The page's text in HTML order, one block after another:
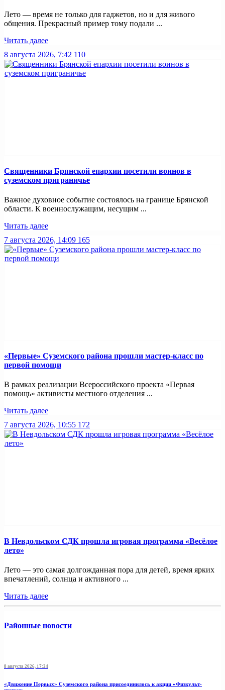
Лето — время не только для гаджетов, но и для живого
общения. Прекрасный пример тому подали ...
Читать далее
8 августа 2026, 7:42 110
Священники Брянской епархии посетили воинов в
суземском приграничье
Важное духовное событие состоялось на границе Брянской
области. К военнослужащим, несущим ...
Читать далее
7 августа 2026, 14:09 165
«Первые» Суземского района прошли мастер-класс по
первой помощи
В рамках реализации Всероссийского проекта «Первая
помощь» активисты местного отделения ...
Читать далее
7 августа 2026, 10:55 172
В Невдольском СДК прошла игровая программа «Весёлое
лето»
Лето — это самая долгожданная пора для детей, время ярких
впечатлений, солнца и активного ...
Читать далее
Районные новости
8 августа 2026, 17:24
«Движение Первых» Суземского района присоединилось к акции «Физкульт-